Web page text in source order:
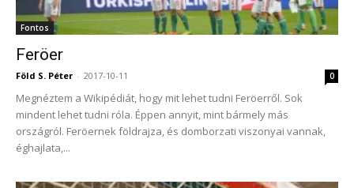
Fontos
Feröer
Föld S. Péter - 2017-10-11 0
Megnéztem a Wikipédiát, hogy mit lehet tudni Feröerről. Sok
mindent lehet tudni róla. Éppen annyit, mint bármely más
országról. Feröernek földrajza, és domborzati viszonyai vannak,
éghajlata,...